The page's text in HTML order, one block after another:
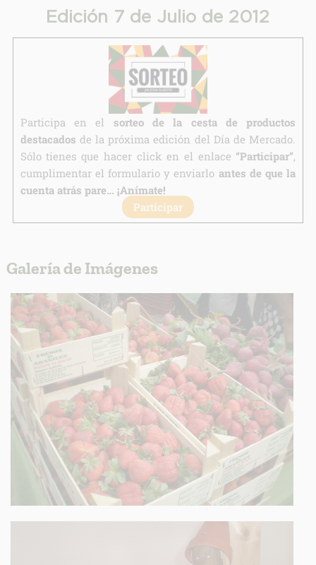
Edición 7 de Julio de 2012
Participa en el sorteo de la cesta de productos
destacados de la próxima edición del Día de Mercado.
Sólo tienes que hacer click en el enlace “Participar”,
cumplimentar el formulario y enviarlo antes de que la
cuenta atrás pare… ¡Anímate!
Participar
Galería de Imágenes
Legitimación:
Información adicional
link